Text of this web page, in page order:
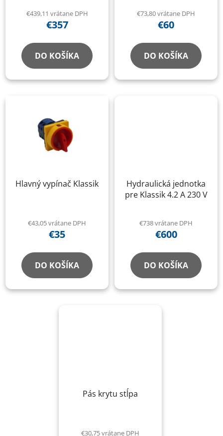
€439,11 vrátane DPH
€357
DO KOŠÍKA
€73,80 vrátane DPH
€60
DO KOŠÍKA
Hlavný vypínač Klassik
€43,05 vrátane DPH
€35
DO KOŠÍKA
Hydraulická jednotka
pre Klassik 4.2 A 230 V
€738 vrátane DPH
€600
DO KOŠÍKA
Pás krytu stĺpa
€30,75 vrátane DPH